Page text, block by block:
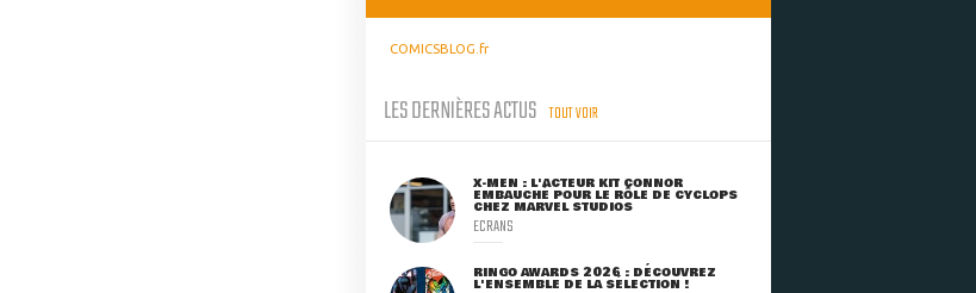
COMICSBLOG.fr
LES DERNIÈRES ACTUS TOUT VOIR
X-MEN : L'ACTEUR KIT CONNOR
EMBAUCHÉ POUR LE RÔLE DE CYCLOPS
CHEZ MARVEL STUDIOS
ECRANS
RINGO AWARDS 2026 : DÉCOUVREZ
L'ENSEMBLE DE LA SÉLECTION !